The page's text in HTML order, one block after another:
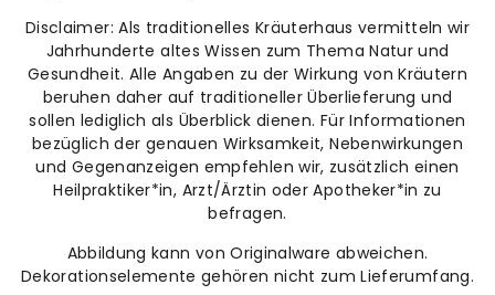
Disclaimer: Als traditionelles Kräuterhaus vermitteln wir
Jahrhunderte altes Wissen zum Thema Natur und
Gesundheit. Alle Angaben zu der Wirkung von Kräutern
beruhen daher auf traditioneller Überlieferung und
sollen lediglich als Überblick dienen. Für Informationen
bezüglich der genauen Wirksamkeit, Nebenwirkungen
und Gegenanzeigen empfehlen wir, zusätzlich einen
Heilpraktiker*in, Arzt/Ärztin oder Apotheker*in zu
befragen.
Abbildung kann von Originalware abweichen.
Dekorationselemente gehören nicht zum Lieferumfang.